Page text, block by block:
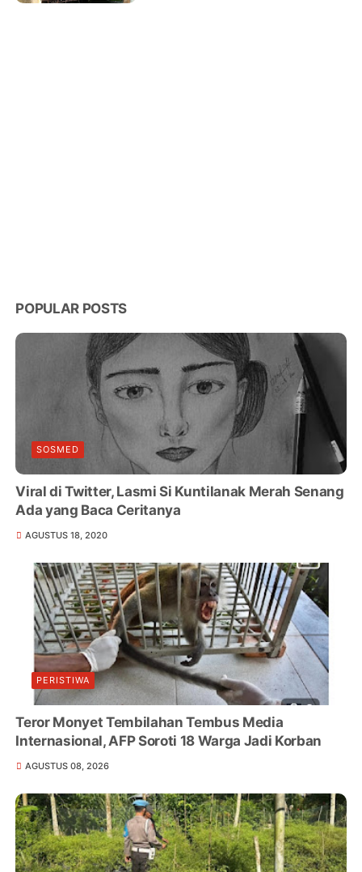
POPULAR POSTS
SOSMED
Viral di Twitter, Lasmi Si Kuntilanak Merah Senang
Ada yang Baca Ceritanya
AGUSTUS 18, 2020
PERISTIWA
Teror Monyet Tembilahan Tembus Media
Internasional, AFP Soroti 18 Warga Jadi Korban
AGUSTUS 08, 2026